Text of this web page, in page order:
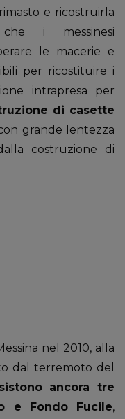
e ricostruirla
che i messinesi
le macerie e
per ricostituire i
intrapresa per
di casette
grande lentezza
costruzione di
nel 2010, alla
dal terremoto del
ancora tre
e Fondo Fucile,